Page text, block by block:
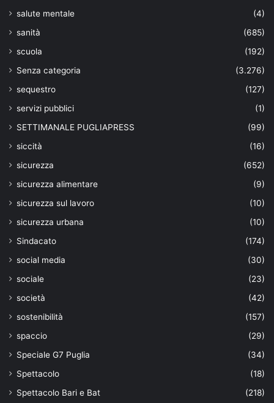
salute mentale
(4)
sanità
(685)
scuola
(192)
Senza categoria
(3.276)
sequestro
(127)
servizi pubblici
(1)
SETTIMANALE PUGLIAPRESS
(99)
siccità
(16)
sicurezza
(652)
sicurezza alimentare
(9)
sicurezza sul lavoro
(10)
sicurezza urbana
(10)
Sindacato
(174)
social media
(30)
sociale
(23)
società
(42)
sostenibilità
(157)
spaccio
(29)
Speciale G7 Puglia
(34)
Spettacolo
(18)
Spettacolo Bari e Bat
(218)